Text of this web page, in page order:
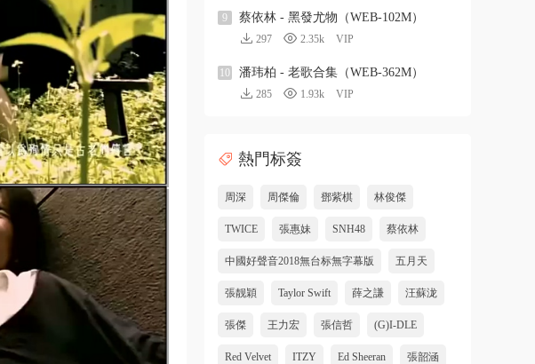
9 蔡依林 - 黑發尤物（WEB-102M）
297 2.35k VIP
10 潘玮柏 - 老歌合集（WEB-362M）
285 1.93k VIP
熱門标簽
周深 周傑倫 鄧紫棋 林俊傑
TWICE 張惠妹 SNH48 蔡依林
中國好聲音2018無台标無字幕版 五月天
張靓穎 Taylor Swift 薛之謙 汪蘇泷
張傑 王力宏 張信哲 (G)I-DLE
Red Velvet ITZY Ed Sheeran 張韶涵